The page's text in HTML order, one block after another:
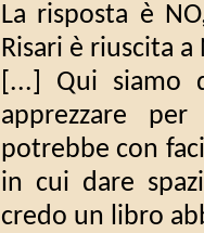
La risposta è
Risari è riuscita
[...] Qui siamo
apprezzare
potrebbe con
in cui dare
credo un libro